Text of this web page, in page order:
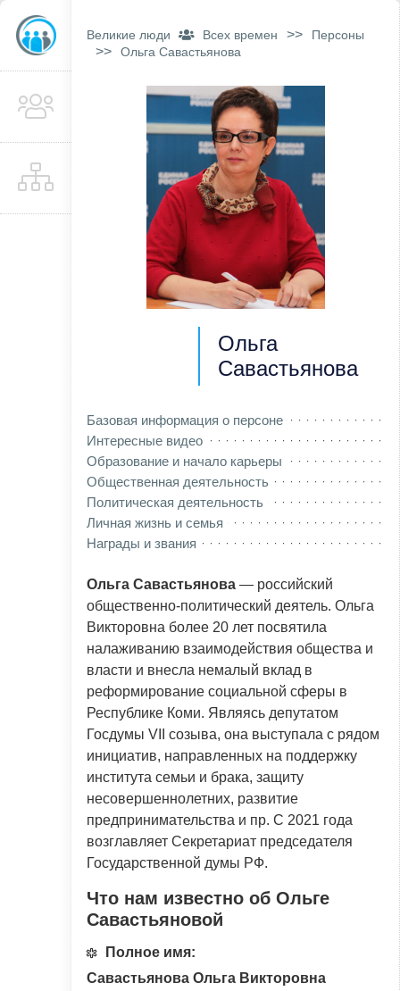
Великие люди Всех времен >> Персоны
>> Ольга Савастьянова
Ольга
Савастьянова
Базовая информация о персоне
Интересные видео
Образование и начало карьеры
Общественная деятельность
Политическая деятельность
Личная жизнь и семья
Награды и звания
Ольга Савастьянова — российский
общественно-политический деятель. Ольга
Викторовна более 20 лет посвятила
налаживанию взаимодействия общества и
власти и внесла немалый вклад в
реформирование социальной сферы в
Республике Коми. Являясь депутатом
Госдумы VII созыва, она выступала с рядом
инициатив, направленных на поддержку
института семьи и брака, защиту
несовершеннолетних, развитие
предпринимательства и пр. С 2021 года
возглавляет Секретариат председателя
Государственной думы РФ.
Что нам известно об Ольге
Савастьяновой
Полное имя:
Савастьянова Ольга Викторовна